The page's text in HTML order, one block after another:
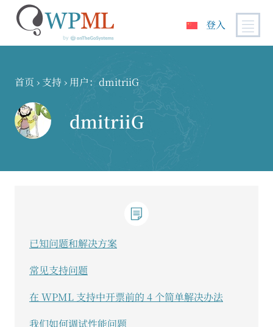
登入
首页 › 支持› 用户：dmitriiG
dmitriiG
已知问题和解决方案
常见支持问题
在 WPML 支持中开票前的 4 个简单解决办法
我们如何调试性能问题